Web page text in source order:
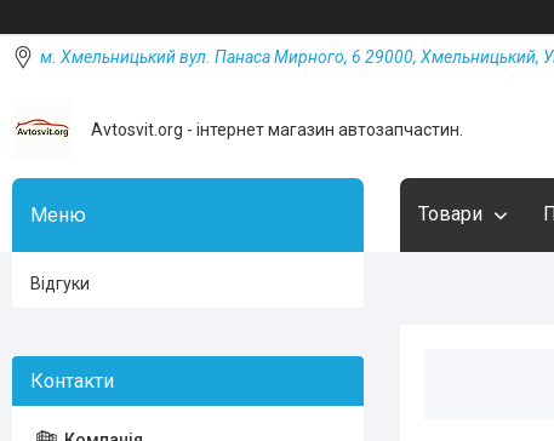
м. Хмельницький вул. Панаса Мирного, 6 29000, Хмельницький,
Avtosvit.org - інтернет магазин автозапчастин.
Товари
Відгуки